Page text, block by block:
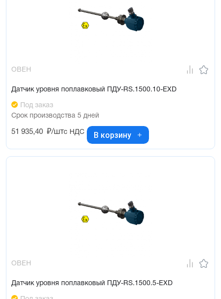
ОВЕН
Датчик уровня поплавковый ПДУ-RS.1500.10-ЕХD
Под заказ
Срок производства 5 дней
51 935,40 ₽/штс НДС В корзину
ОВЕН
Датчик уровня поплавковый ПДУ-RS.1500.5-ЕХD